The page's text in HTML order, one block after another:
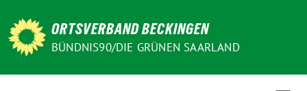
zum
Inhalt
ORTSVERBAND BECKINGEN
BÜNDNIS90/DIE GRÜNEN SAARLAND